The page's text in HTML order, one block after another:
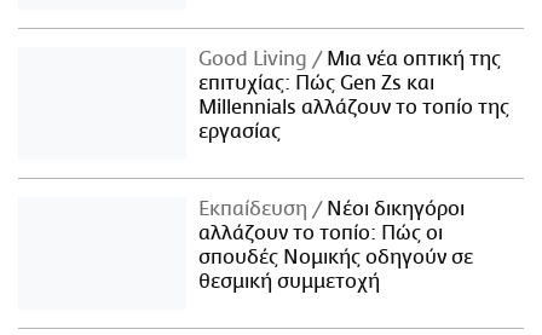
Good Living
Μια νέα οπτική της
επιτυχίας: Πώς Gen Zs και
Millennials αλλάζουν το τοπίο της
εργασίας
Εκπαίδευση
Νέοι δικηγόροι
αλλάζουν το τοπίο: Πώς οι
σπουδές Νομικής οδηγούν σε
θεσμική συμμετοχή